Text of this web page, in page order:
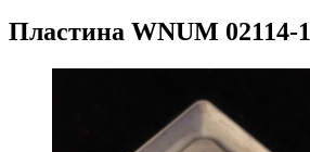
Пластина WNUM 02114-